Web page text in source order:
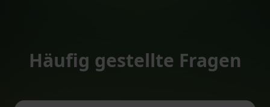
Häufig gestellte Fragen